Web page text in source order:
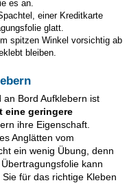
es an.
einer Kreditkarte
glatt.
spitzen Winkel vorsichtig ab
bleiben.
Bord Aufklebern ist
eine geringere
ihre Eigenschaft.
Anglätten vom
ein wenig Übung, denn
kann
für das richtige Kleben